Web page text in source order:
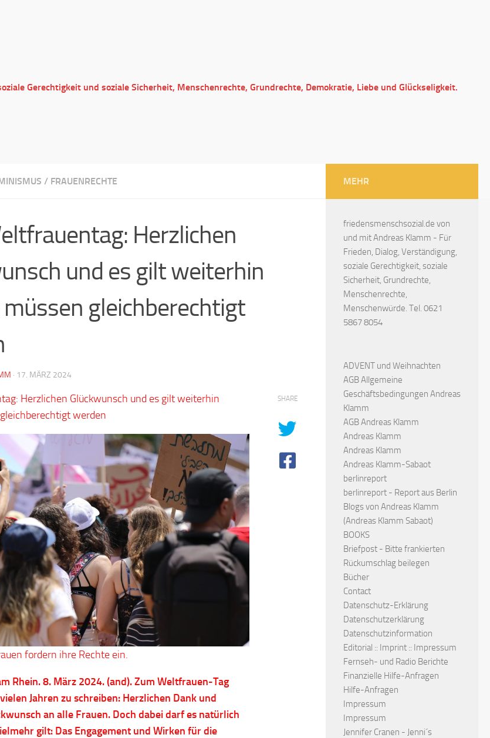
Gerechtigkeit und soziale Sicherheit, Menschenrechte, Grundrechte, Demokratie, Liebe und Glückseligkeit.
/ FRAUENRECHTE
Herzlichen
und es gilt weiterhin
müssen gleichberechtigt
· 17. MÄRZ 2024
Herzlichen Glückwunsch und es gilt weiterhin
werden
fordern ihre Rechte ein.
Rhein. 8. März 2024. (and). Zum Weltfrauen-Tag
Jahren zu schreiben: Herzlichen Dank und
an alle Frauen. Doch dabei darf es natürlich
gilt: Das Engagement und Wirken für die
SHARE
MEHR
friedensmenschsozial.de von
und mit Andreas Klamm - Für
Frieden, Dialog, Verständigung,
soziale Gerechtigkeit, soziale
Sicherheit, Grundrechte,
Menschenrechte,
Menschenwürde. Tel. 0621
5867 8054
ADVENT und Weihnachten
AGB Allgemeine
Geschäftsbedingungen Andreas
Klamm
AGB Andreas Klamm
Andreas Klamm
Andreas Klamm
Andreas Klamm-Sabaot
berlinreport
berlinreport - Report aus Berlin
Blogs von Andreas Klamm
(Andreas Klamm Sabaot)
BOOKS
Briefpost - Bitte frankierten
Rückumschlag beilegen
Bücher
Contact
Datenschutz-Erklärung
Datenschutzerklärung
Datenschutzinformation
Editorial :: Imprint :: Impressum
Fernseh- und Radio Berichte
Finanzielle Hilfe-Anfragen
Hilfe-Anfragen
Impressum
Impressum
Jennifer Cranen - Jenni´s